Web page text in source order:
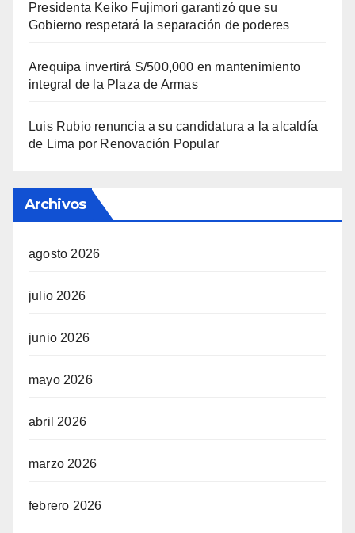
Presidenta Keiko Fujimori garantizó que su
Gobierno respetará la separación de poderes
Arequipa invertirá S/500,000 en mantenimiento
integral de la Plaza de Armas
Luis Rubio renuncia a su candidatura a la alcaldía
de Lima por Renovación Popular
Archivos
agosto 2026
julio 2026
junio 2026
mayo 2026
abril 2026
marzo 2026
febrero 2026